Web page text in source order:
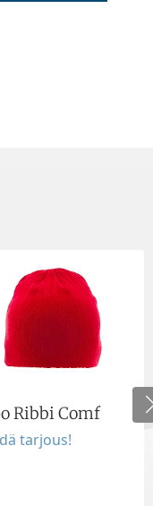
Ribbi Comf
tarjous!